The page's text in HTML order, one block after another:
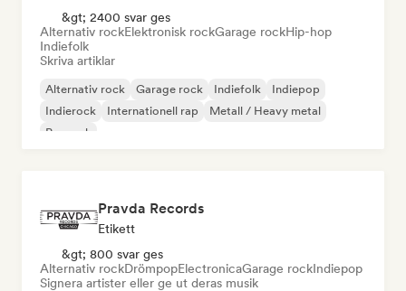
&gt; 2400 svar ges
Alternativ rockElektronisk rockGarage rockHip-hop
Indiefolk
Skriva artiklar
Alternativ rock Garage rock Indiefolk
Indiepop
Indierock
Internationell rap
Metall / Heavy metal
Poprock
Pravda Records
Etikett
&gt; 800 svar ges
Alternativ rockDrömpopElectronicaGarage rockIndiepop
Signera artister eller ge ut deras musik